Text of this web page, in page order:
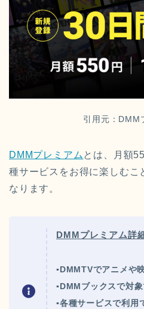
引用元：DMM
DMMプレミアム とは、月額
種サービスをお得に楽しむこ
なります。
DMMプレミアム詳
▪DMMTVでアニメや
▪DMMブックスで対
▪各種サービスで利用